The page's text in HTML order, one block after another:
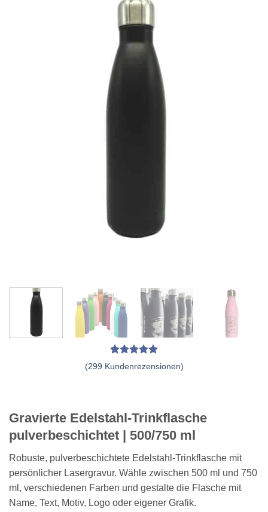
Bewertet
299
Kundenbewertungen
(299 Kundenrezensionen)
Gravierte Edelstahl-Trinkflasche
pulverbeschichtet | 500/750 ml
Robuste, pulverbeschichtete Edelstahl-Trinkflasche mit
persönlicher Lasergravur. Wähle zwischen 500 ml und 750
ml, verschiedenen Farben und gestalte die Flasche mit
Name, Text, Motiv, Logo oder eigener Grafik.